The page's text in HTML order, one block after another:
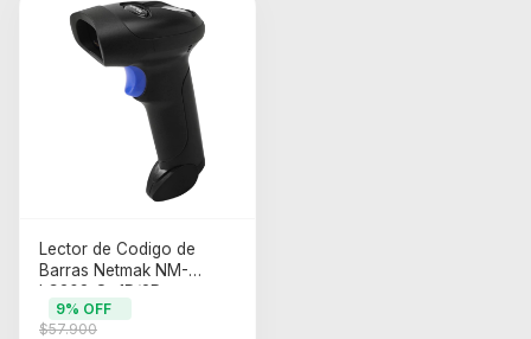
Lector de Codigo de
Barras Netmak NM-
LC308 Qr 1D/2D
Inalambrico
$57.900
9% OFF